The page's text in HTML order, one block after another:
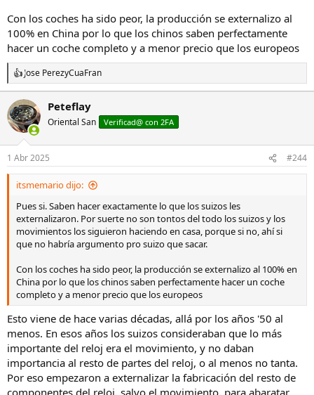
cruzada contra China cuando somos los europeos los que hemos
creado China llevándonos allí nuestras fábricas y tecnología,
pensábamos engañarlos reduciendo costes pero cobrando más
caro para aumentar el beneficio, contaminado allí y no aquí, sin
sindicatos,....y al final China nos la ha clavado sin que nos
enterásemos. Hay que reconocerlo, lo han hecho muy bien y
nosotros mal, y ahora toca reinventar, pero sinceramente no se el
que. Por cierto, otro compañero comparó su Seiko MM300 con el
Heimdallr y no sale mal parado el Chino, lo dicho, hemos creado un
monstruo que como nos despistemos nos come.
Con los coches ha sido peor, la producción se externalizo al
100% en China por lo que los chinos saben perfectamente
hacer un coche completo y a menor precio que los europeos
R
e
a
c
c
i
o
n
e
Jose PerezyCuaFran
Peteflay
Oriental San Verificad@ con 2FA
1 Abr 2025 #244
itsmemario dijo:
Pues si. Saben hacer exactamente lo que los suizos les
externalizaron. Por suerte no son tontos del todo los suizos y los
movimientos los siguieron haciendo en casa, porque si no, ahí si
que no habría argumento pro suizo que sacar.
Con los coches ha sido peor, la producción se externalizo al 100% en
China por lo que los chinos saben perfectamente hacer un coche
completo y a menor precio que los europeos
Esto viene de hace varias décadas, allá por los años '50 al
menos. En esos años los suizos consideraban que lo más
importante del reloj era el movimiento, y no daban
importancia al resto de partes del reloj, o al menos no tanta.
Por eso empezaron a externalizar la fabricación del resto de
componentes del reloj, salvo el movimiento, para abaratar